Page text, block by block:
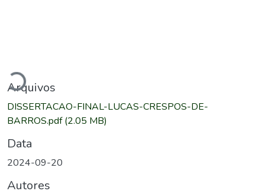
Carregando...
Arquivos
DISSERTACAO-FINAL-LUCAS-CRESPOS-DE-
BARROS.pdf(2.05 MB)
Data
2024-09-20
Autores